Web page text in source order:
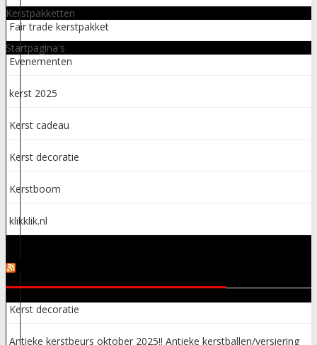
Kerstpakketten
Fair trade kerstpakket
Startpagina's
Evenementen
kerst 2025
Kerst cadeau
Kerst decoratie
Kerstboom
klikklik.nl
KERSTSPULLEN ADVERTENTIES
Kerst decoratie
Antieke kerstbeurs oktober 2025!! Antieke kerstballen/versiering